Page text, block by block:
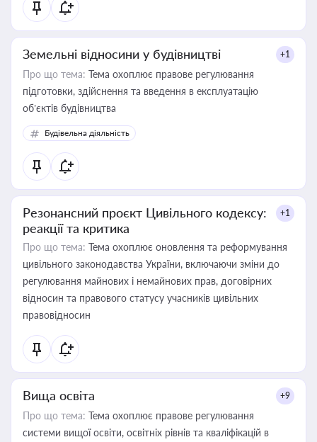
Земельні відносини у будівництві +1
Про що тема: Тема охоплює правове регулювання
підготовки, здійснення та введення в експлуатацію
об’єктів будівництва
Будівельна діяльність
Резонансний проєкт Цивільного кодексу:
реакції та критика
+1
Про що тема: Тема охоплює оновлення та реформування
цивільного законодавства України, включаючи зміни до
регулювання майнових і немайнових прав, договірних
відносин та правового статусу учасників цивільних
правовідносин
Вища освіта +9
Про що тема: Тема охоплює правове регулювання
системи вищої освіти, освітніх рівнів та кваліфікацій в